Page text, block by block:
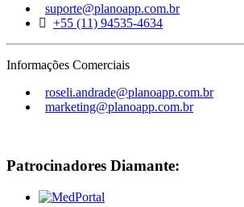
suporte@planoapp.com.br
+55 (11) 94535-4634
Informações Comerciais
roseli.andrade@planoapp.com.br
marketing@planoapp.com.br
Patrocinadores Diamante: